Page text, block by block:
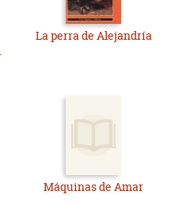
La perra de Alejandría
Máquinas de Amar